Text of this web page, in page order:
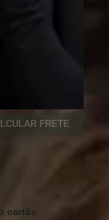
FRETE
cartão